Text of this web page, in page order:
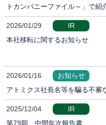
トカンパニーファイル～」で紹
2026/01/29
IR
本社移転に関するお知らせ
2026/01/16
お知らせ
アトミクス社長名等を騙る不審
2025/12/04
IR
第79期 中間年次報告書